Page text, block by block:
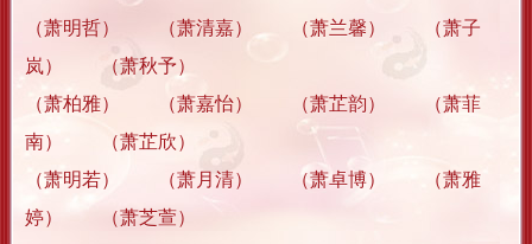
（萧明哲） （萧清嘉） （萧兰馨） （萧子
岚） （萧秋予）
（萧柏雅） （萧嘉怡） （萧芷韵） （萧菲
南） （萧芷欣）
（萧明若） （萧月清） （萧卓博） （萧雅
婷） （萧芝萱）